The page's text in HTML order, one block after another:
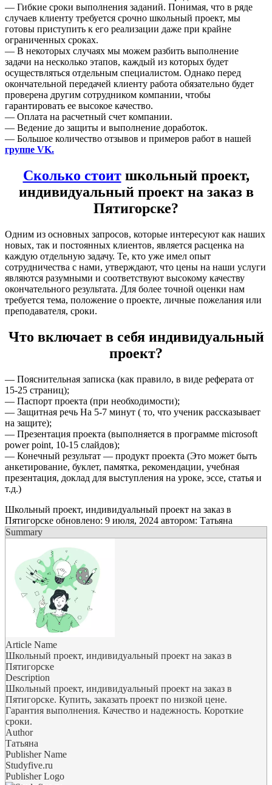
— Гибкие сроки выполнения заданий. Понимая, что в ряде
случаев клиенту требуется срочно школьный проект, мы
готовы приступить к его реализации даже при крайне
ограниченных сроках.
— В некоторых случаях мы можем разбить выполнение
задачи на несколько этапов, каждый из которых будет
осуществляться отдельным специалистом. Однако перед
окончательной передачей клиенту работа обязательно будет
проверена другим сотрудником компании, чтобы
гарантировать ее высокое качество.
— Оплата на расчетный счет компании.
— Ведение до защиты и выполнение доработок.
— Большое количество отзывов и примеров работ в нашей
группе VK.
Сколько стоитшкольный проект,
индивидуальный проект на заказ в
Пятигорске?
Одним из основных запросов, которые интересуют как наших
новых, так и постоянных клиентов, является расценка на
каждую отдельную задачу. Те, кто уже имел опыт
сотрудничества с нами, утверждают, что цены на наши услуги
являются разумными и соответствуют высокому качеству
окончательного результата. Для более точной оценки нам
требуется тема, положение о проекте, личные пожелания или
преподавателя, сроки.
Что включает в себя индивидуальный
проект?
— Пояснительная записка (как правило, в виде реферата от
15-25 страниц);
— Паспорт проекта (при необходимости);
— Защитная речь На 5-7 минут ( то, что ученик рассказывает
на защите);
— Презентация проекта (выполняется в программе microsoft
power point, 10-15 слайдов);
— Конечный результат — продукт проекта (Это может быть
анкетирование, буклет, памятка, рекомендации, учебная
презентация, доклад для выступления на уроке, эссе, статья и
т.д.)
Школьный проект, индивидуальный проект на заказ в
Пятигорске обновлено: 9 июля, 2024 автором: Татьяна
Summary
Article Name
Школьный проект, индивидуальный проект на заказ в
Пятигорске
Description
Школьный проект, индивидуальный проект на заказ в
Пятигорске. Купить, заказать проект по низкой цене.
Гарантия выполнения. Качество и надежность. Короткие
сроки.
Author
Татьяна
Publisher Name
Studyfive.ru
Publisher Logo